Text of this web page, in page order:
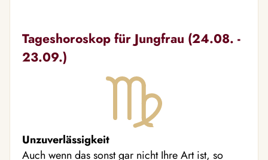
Tageshoroskop für Jungfrau (24.08. -
23.09.)
Unzuverlässigkeit
Auch wenn das sonst gar nicht Ihre Art ist, so